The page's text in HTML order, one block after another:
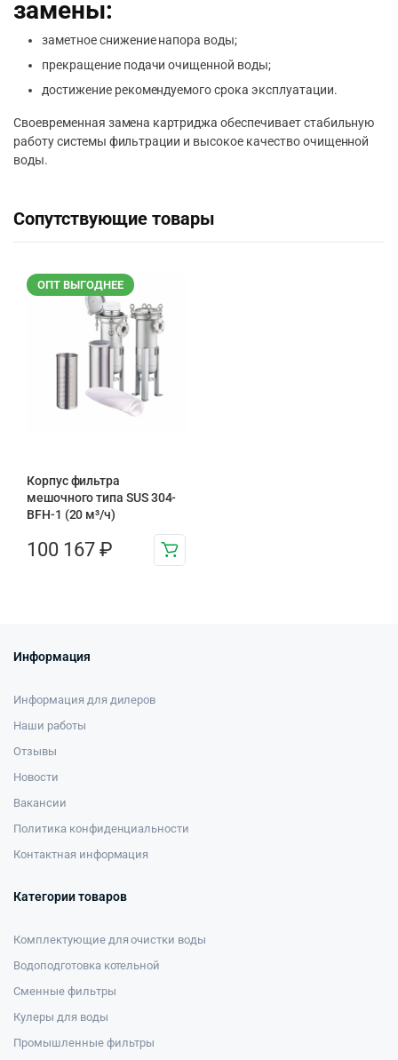
замены:
заметное снижение напора воды;
прекращение подачи очищенной воды;
достижение рекомендуемого срока эксплуатации.
Своевременная замена картриджа обеспечивает стабильную
работу системы фильтрации и высокое качество очищенной
воды.
Сопутствующие товары
ОПТ ВЫГОДНЕЕ
Корпус фильтра
мешочного типа SUS 304-
BFH-1 (20 м³/ч)
100 167 ₽
Информация
Информация для дилеров
Наши работы
Отзывы
Новости
Вакансии
Политика конфиденциальности
Контактная информация
Категории товаров
Комплектующие для очистки воды
Водоподготовка котельной
Сменные фильтры
Кулеры для воды
Промышленные фильтры